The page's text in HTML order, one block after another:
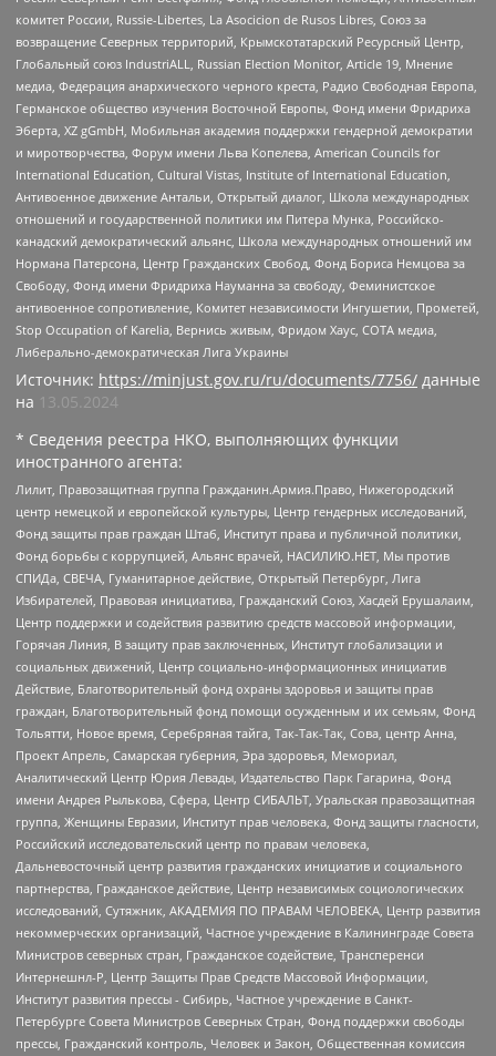
комитет России, Russie-Libertes, La Asocicion de Rusos Libres, Союз за
возвращение Северных территорий, Крымскотатарский Ресурсный Центр,
Глобальный союз IndustriALL, Russian Election Monitor, Article 19, Мнение
медиа, Федерация анархического черного креста, Радио Свободная Европа,
Германское общество изучения Восточной Европы, Фонд имени Фридриха
Эберта, XZ gGmbH, Мобильная академия поддержки гендерной демократии
и миротворчества, Форум имени Льва Копелева, American Councils for
International Education, Cultural Vistas, Institute of International Education,
Антивоенное движение Антальи, Открытый диалог, Школа международных
отношений и государственной политики им Питера Мунка, Российско-
канадский демократический альянс, Школа международных отношений им
Нормана Патерсона, Центр Гражданских Свобод, Фонд Бориса Немцова за
Свободу, Фонд имени Фридриха Науманна за свободу, Феминистское
антивоенное сопротивление, Комитет независимости Ингушетии, Прометей,
Stop Occupation of Karelia, Вернись живым, Фридом Хаус, СОТА медиа,
Либерально-демократическая Лига Украины
Источник: https://minjust.gov.ru/ru/documents/7756/ данные
на 13.05.2024
* Сведения реестра НКО, выполняющих функции
иностранного агента:
Лилит, Правозащитная группа Гражданин.Армия.Право, Нижегородский
центр немецкой и европейской культуры, Центр гендерных исследований,
Фонд защиты прав граждан Штаб, Институт права и публичной политики,
Фонд борьбы с коррупцией, Альянс врачей, НАСИЛИЮ.НЕТ, Мы против
СПИДа, СВЕЧА, Гуманитарное действие, Открытый Петербург, Лига
Избирателей, Правовая инициатива, Гражданский Союз, Хасдей Ерушалаим,
Центр поддержки и содействия развитию средств массовой информации,
Горячая Линия, В защиту прав заключенных, Институт глобализации и
социальных движений, Центр социально-информационных инициатив
Действие, Благотворительный фонд охраны здоровья и защиты прав
граждан, Благотворительный фонд помощи осужденным и их семьям, Фонд
Тольятти, Новое время, Серебряная тайга, Так-Так-Так, Сова, центр Анна,
Проект Апрель, Самарская губерния, Эра здоровья, Мемориал,
Аналитический Центр Юрия Левады, Издательство Парк Гагарина, Фонд
имени Андрея Рылькова, Сфера, Центр СИБАЛЬТ, Уральская правозащитная
группа, Женщины Евразии, Институт прав человека, Фонд защиты гласности,
Российский исследовательский центр по правам человека,
Дальневосточный центр развития гражданских инициатив и социального
партнерства, Гражданское действие, Центр независимых социологических
исследований, Сутяжник, АКАДЕМИЯ ПО ПРАВАМ ЧЕЛОВЕКА, Центр развития
некоммерческих организаций, Частное учреждение в Калининграде Совета
Министров северных стран, Гражданское содействие, Трансперенси
Интернешнл-Р, Центр Защиты Прав Средств Массовой Информации,
Институт развития прессы - Сибирь, Частное учреждение в Санкт-
Петербурге Совета Министров Северных Стран, Фонд поддержки свободы
прессы, Гражданский контроль, Человек и Закон, Общественная комиссия